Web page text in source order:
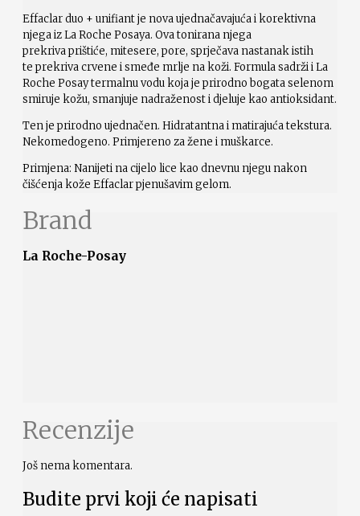
Effaclar duo + unifiant je nova ujednačavajuća i korektivna
njega iz La Roche Posaya. Ova tonirana njega
prekriva prištiće, mitesere, pore, sprječava nastanak istih
te prekriva crvene i smeđe mrlje na koži. Formula sadrži i La
Roche Posay termalnu vodu koja je prirodno bogata selenom
smiruje kožu, smanjuje nadraženost i djeluje kao antioksidant.
Ten je prirodno ujednačen. Hidratantna i matirajuća tekstura.
Nekomedogeno. Primjereno za žene i muškarce.
Primjena: Nanijeti na cijelo lice kao dnevnu njegu nakon
čišćenja kože Effaclar pjenušavim gelom.
Brand
La Roche-Posay
Recenzije
Još nema komentara.
Budite prvi koji će napisati